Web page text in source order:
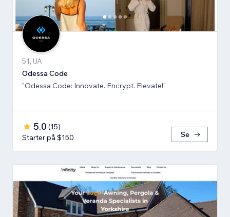
51, UA
Odessa Code
"Odessa Code: Innovate. Encrypt. Elevate!"
5.0 (15)
Starter på $150
Se